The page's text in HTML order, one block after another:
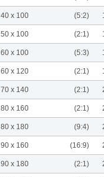
40 x 100 (5:2)
50 x 100 (2:1)
60 x 100 (5:3)
60 x 120 (2:1)
70 x 140 (2:1)
80 x 160 (2:1)
80 x 180 (9:4)
90 x 160 (16:9)
90 x 180 (2:1)